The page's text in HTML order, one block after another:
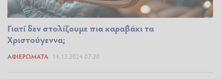
Γιατί δεν στολίζουμε πια καραβάκι τα
Χριστούγεννα;
ΑΦΙΕΡΏΜΑΤΑ 14.12.2024 07:20